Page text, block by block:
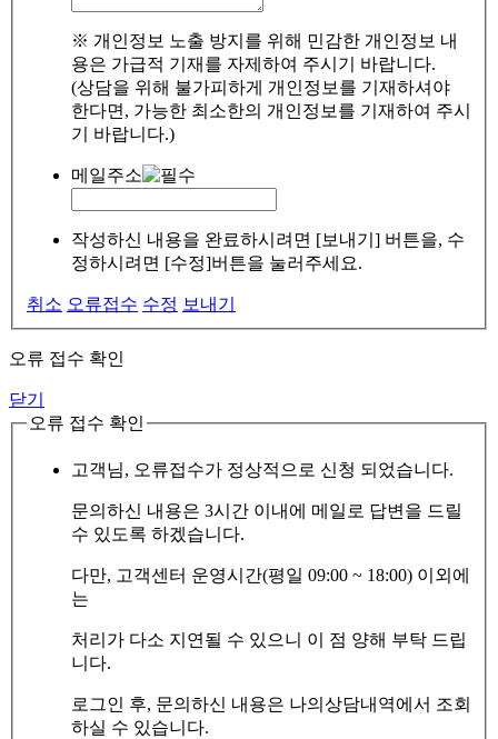
※ 개인정보 노출 방지를 위해 민감한 개인정보 내
용은 가급적 기재를 자제하여 주시기 바랍니다.
(상담을 위해 불가피하게 개인정보를 기재하셔야
한다면, 가능한 최소한의 개인정보를 기재하여 주시
기 바랍니다.)
메일주소
작성하신 내용을 완료하시려면 [보내기] 버튼을, 수
정하시려면 [수정]버튼을 눌러주세요.
취소 오류접수 수정 보내기
오류 접수 확인
닫기
오류 접수 확인
고객님, 오류접수가 정상적으로 신청 되었습니다.
문의하신 내용은 3시간 이내에 메일로 답변을 드릴
수 있도록 하겠습니다.
다만, 고객센터 운영시간(평일 09:00 ~ 18:00) 이외에
는
처리가 다소 지연될 수 있으니 이 점 양해 부탁 드립
니다.
로그인 후, 문의하신 내용은 나의상담내역에서 조회
하실 수 있습니다.